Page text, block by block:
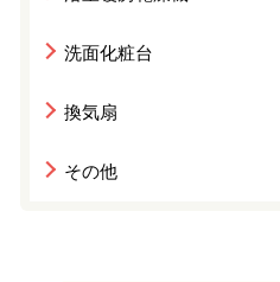
洗面化粧台
換気扇
その他